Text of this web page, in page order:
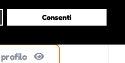
Consenti